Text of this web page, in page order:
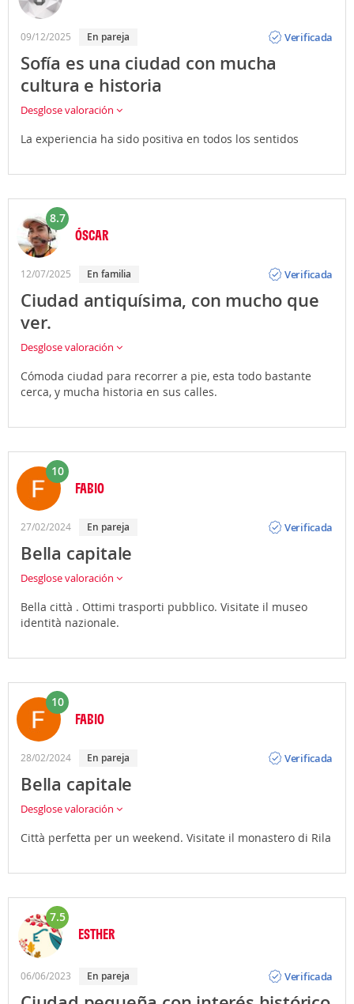
09/12/2025 En pareja
Verificada
Sofía es una ciudad con mucha
cultura e historia
Desglose valoración
La experiencia ha sido positiva en todos los sentidos
8.7
ÓSCAR
12/07/2025 En familia
Verificada
Ciudad antiquísima, con mucho que
ver.
Desglose valoración
Cómoda ciudad para recorrer a pie, esta todo bastante
cerca, y mucha historia en sus calles.
10
FABIO
27/02/2024 En pareja
Verificada
Bella capitale
Desglose valoración
Bella città . Ottimi trasporti pubblico. Visitate il museo
identità nazionale.
10
FABIO
28/02/2024 En pareja
Verificada
Bella capitale
Desglose valoración
Città perfetta per un weekend. Visitate il monastero di Rila
7.5
ESTHER
06/06/2023 En pareja
Verificada